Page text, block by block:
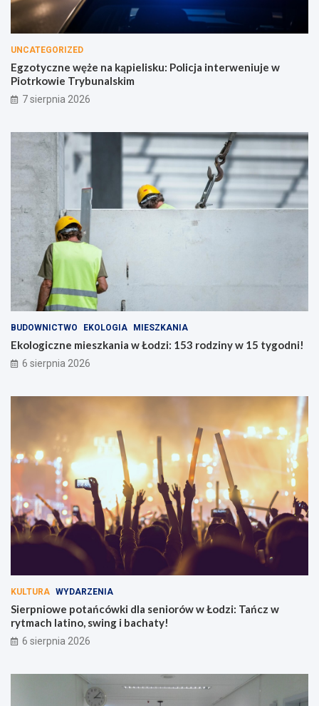
UNCATEGORIZED
Egzotyczne węże na kąpielisku: Policja interweniuje w
Piotrkowie Trybunalskim
7 sierpnia 2026
BUDOWNICTWO EKOLOGIA MIESZKANIA
Ekologiczne mieszkania w Łodzi: 153 rodziny w 15 tygodni!
6 sierpnia 2026
KULTURA WYDARZENIA
Sierpniowe potańcówki dla seniorów w Łodzi: Tańcz w
rytmach latino, swing i bachaty!
6 sierpnia 2026